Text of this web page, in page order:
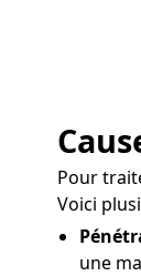
Pour
Voici
une